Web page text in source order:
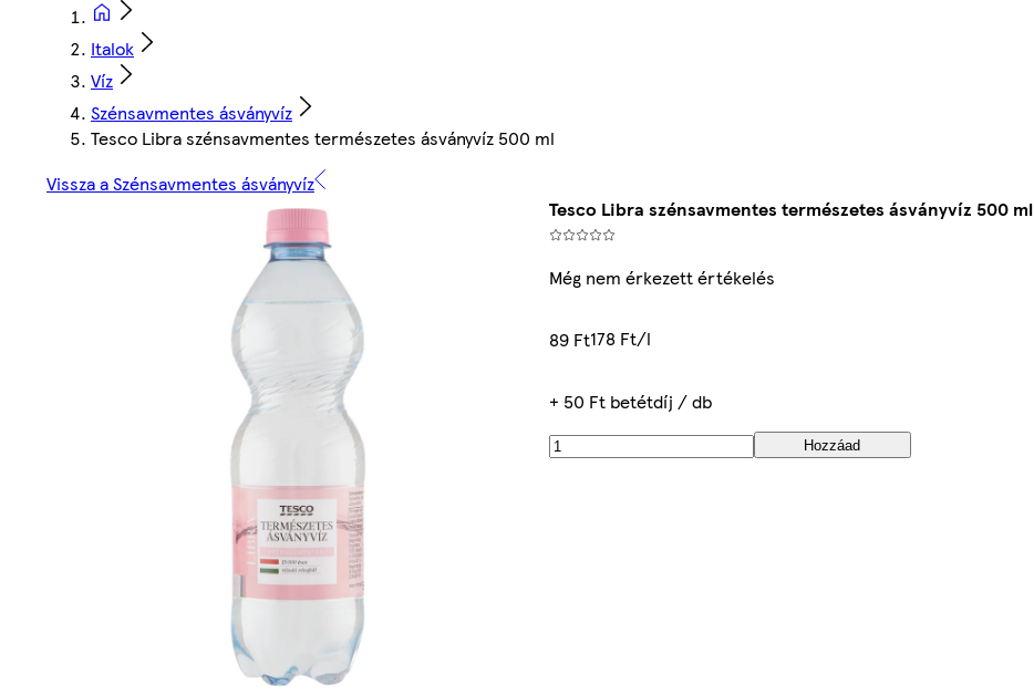
Italok
Víz
Szénsavmentes ásványvíz
Tesco Libra szénsavmentes természetes ásványvíz 500 ml
Vissza a Szénsavmentes ásványvíz
Tesco Libra szénsavmentes természetes ásványvíz 500 ml
Még nem érkezett értékelés
89 Ft178 Ft/l
+ 50 Ft betétdíj / db
Hozzáad